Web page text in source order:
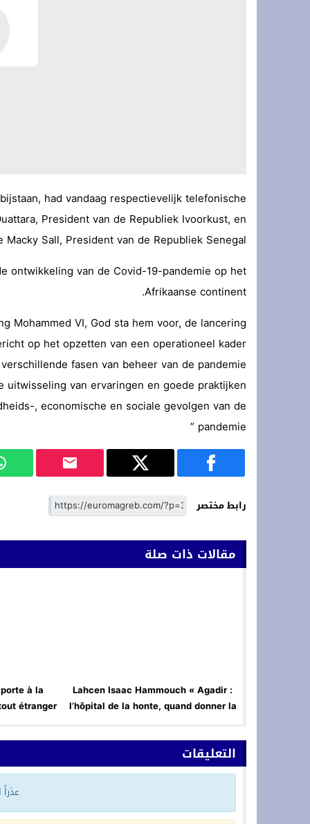
had vandaag respectievelijk telefonische
President van de Republiek Ivoorkust, en
Sall, President van de Republiek Senegal.
ontwikkeling van de Covid-19-pandemie op het
Afrikaanse continent.
Mohammed VI, God sta hem voor, de lancering
op het opzetten van een operationeel kader
fasen van beheer van de pandemie.
van ervaringen en goede praktijken
, economische en sociale gevolgen van de
pandemie ”
رابط مختصر
مقالات ذات صلة
Lahcen Isaac Hammouch « Agadir :
l’hôpital de la honte, quand donner la
à la
étranger
التعليقات